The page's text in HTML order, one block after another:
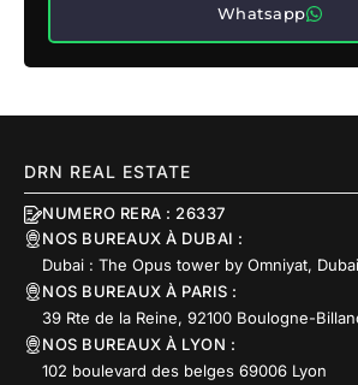
Whatsapp
DRN REAL ESTATE
NUMERO RERA : 26337
NOS BUREAUX À DUBAI :
Dubai : The Opus tower by Omniyat,
NOS BUREAUX À PARIS :
39 Rte de la Reine, 92100 Boulogne-
NOS BUREAUX À LYON :
102 boulevard des belges 69006 Lyon